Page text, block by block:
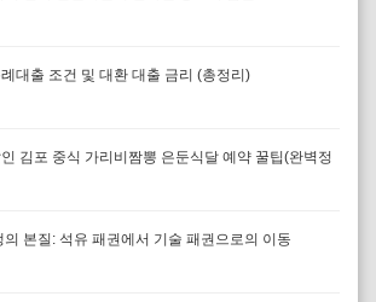
대출 조건 및 대환 대출 금리 (총정리)
김포 중식 가리비짬뽕 은둔식달 예약 꿀팁(완벽정
의 본질: 석유 패권에서 기술 패권으로의 이동